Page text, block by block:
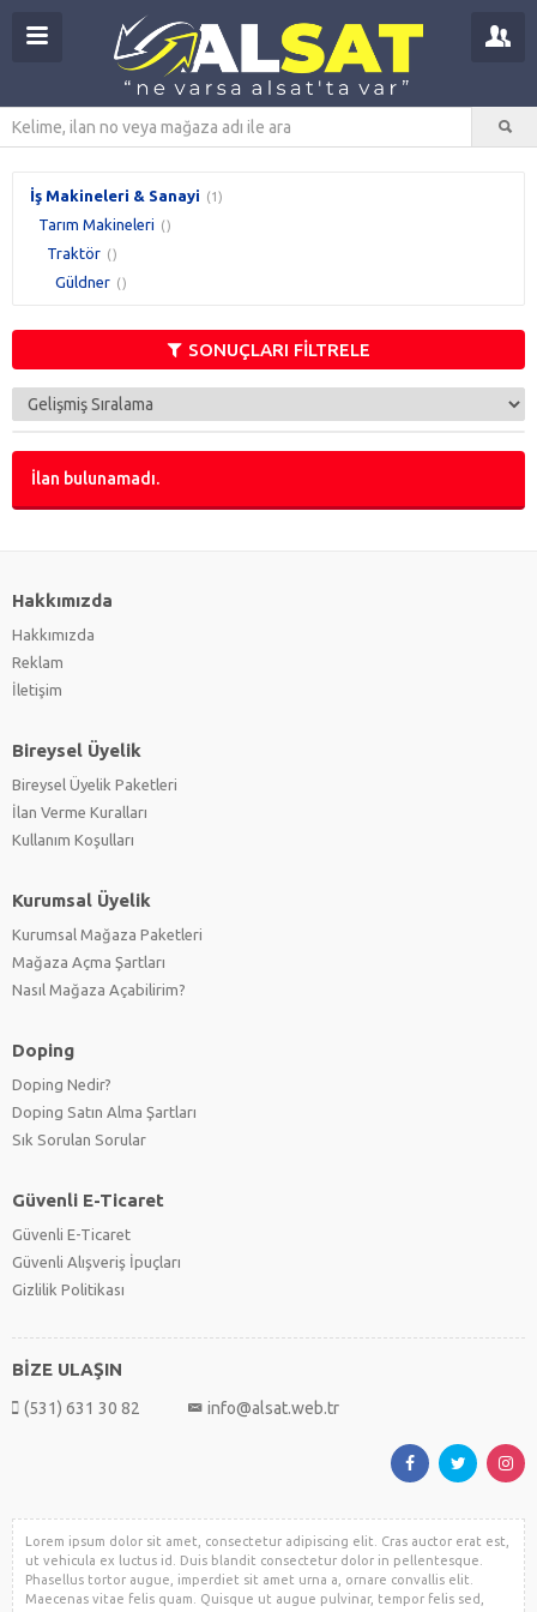
İş Makineleri & Sanayi (1)
Tarım Makineleri ()
Traktör ()
Güldner ()
SONUÇLARI FİLTRELE
İlan bulunamadı.
Hakkımızda
Hakkımızda
Reklam
İletişim
Bireysel Üyelik
Bireysel Üyelik Paketleri
İlan Verme Kuralları
Kullanım Koşulları
Kurumsal Üyelik
Kurumsal Mağaza Paketleri
Mağaza Açma Şartları
Nasıl Mağaza Açabilirim?
Doping
Doping Nedir?
Doping Satın Alma Şartları
Sık Sorulan Sorular
Güvenli E-Ticaret
Güvenli E-Ticaret
Güvenli Alışveriş İpuçları
Gizlilik Politikası
BİZE ULAŞIN
(531) 631 30 82 info@alsat.web.tr
Lorem ipsum dolor sit amet, consectetur adipiscing elit. Cras auctor erat est,
ut vehicula ex luctus id. Duis blandit consectetur dolor in pellentesque.
Phasellus tortor augue, imperdiet sit amet urna a, ornare convallis elit.
Maecenas vitae felis quam. Quisque ut augue pulvinar, tempor felis sed,